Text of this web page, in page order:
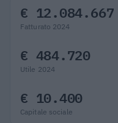
€ 12.084.667
Fatturato 2024
€ 484.720
Utile 2024
€ 10.400
Capitale sociale